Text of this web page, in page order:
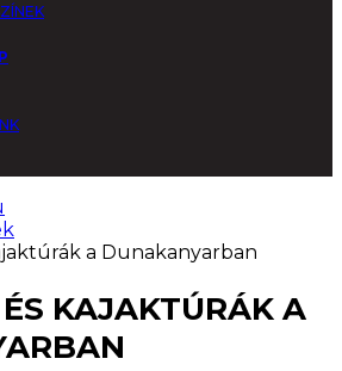
a Dunakanyarban
KAJAKTÚRÁK A